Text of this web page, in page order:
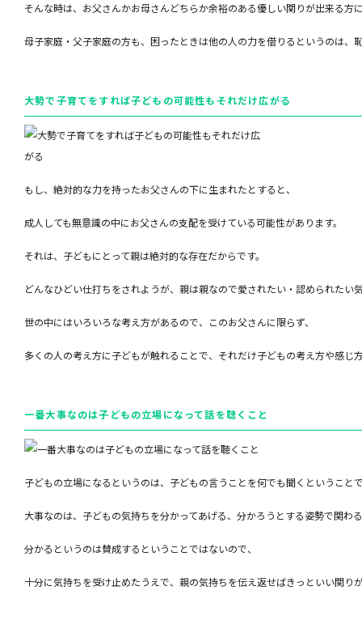
そんな時は、お父さんかお母さんどちらか余裕のある優しい関りが出来る方
母子家庭・父子家庭の方も、困ったときは他の人の力を借りるというのは、
大勢で子育てをすれば子どもの可能性もそれだけ広がる
もし、絶対的な力を持ったお父さんの下に生まれたとすると、
成人しても無意識の中にお父さんの支配を受けている可能性があります。
それは、子どもにとって親は絶対的な存在だからです。
どんなひどい仕打ちをされようが、親は親なので愛されたい・認められたい
世の中にはいろいろな考え方があるので、このお父さんに限らず、
多くの人の考え方に子どもが触れることで、それだけ子どもの考え方や感じ
一番大事なのは子どもの立場になって話を聴くこと
子どもの立場になるというのは、子どもの言うことを何でも聞くということ
大事なのは、子どもの気持ちを分かってあげる、分かろうとする姿勢で関わ
分かるというのは賛成するということではないので、
十分に気持ちを受け止めたうえで、親の気持ちを伝え返せばきっといい関り